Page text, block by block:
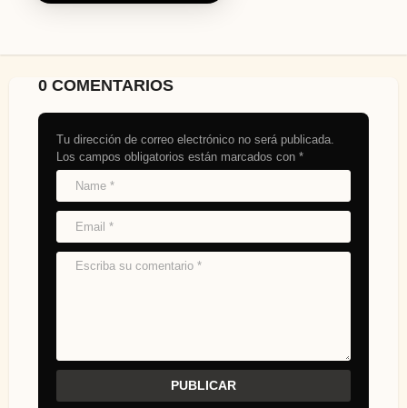
0 COMENTARIOS
Tu dirección de correo electrónico no será publicada.
Los campos obligatorios están marcados con *